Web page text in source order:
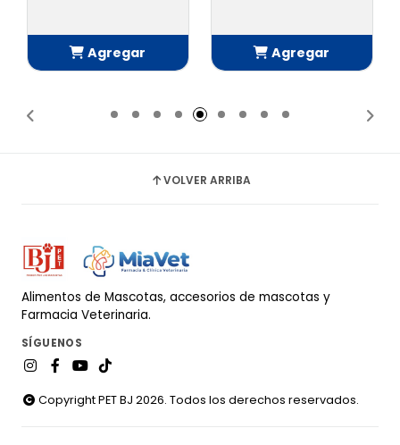
Agregar
Agregar
VOLVER ARRIBA
Alimentos de Mascotas, accesorios de mascotas y
Farmacia Veterinaria.
SÍGUENOS
Copyright PET BJ 2026. Todos los derechos reservados.